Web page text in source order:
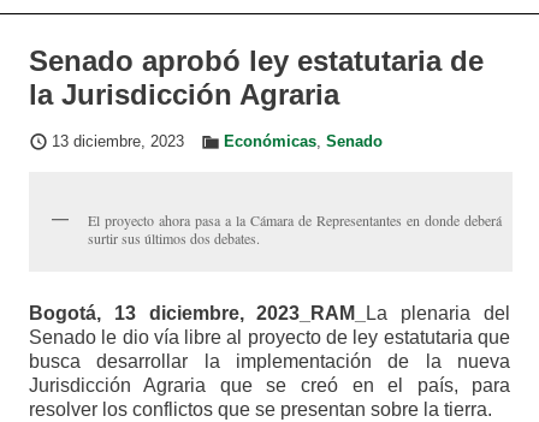
Senado aprobó ley estatutaria de
la Jurisdicción Agraria
13 diciembre, 2023 Económicas, Senado
El proyecto ahora pasa a la Cámara de Representantes en donde deberá
surtir sus últimos dos debates.
Bogotá, 13 diciembre, 2023_RAM_ La plenaria del
Senado le dio vía libre al proyecto de ley estatutaria que
busca desarrollar la implementación de la nueva
Jurisdicción Agraria que se creó en el país, para
resolver los conflictos que se presentan sobre la tierra.